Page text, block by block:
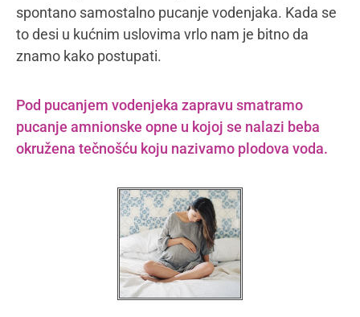
spontano samostalno pucanje vodenjaka. Kada se
to desi u kućnim uslovima vrlo nam je bitno da
znamo kako postupati.
Pod pucanjem vodenjeka zapravu smatramo
pucanje amnionske opne u kojoj se nalazi beba
okružena tečnošću koju nazivamo plodova voda.